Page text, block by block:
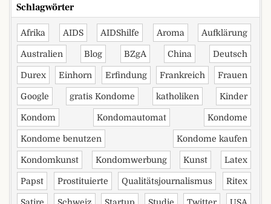
Schlagwörter
Afrika AIDS AIDShilfe Aroma Aufklärung
Australien Blog BZgA China Deutsch
Durex Einhorn Erfindung Frankreich Frauen
Google gratis Kondome katholiken Kinder
Kondom Kondomautomat Kondome
Kondome benutzen Kondome kaufen
Kondomkunst Kondomwerbung Kunst Latex
Papst Prostituierte Qualitätsjournalismus Ritex
Satire Schweiz Startup Studie Twitter USA